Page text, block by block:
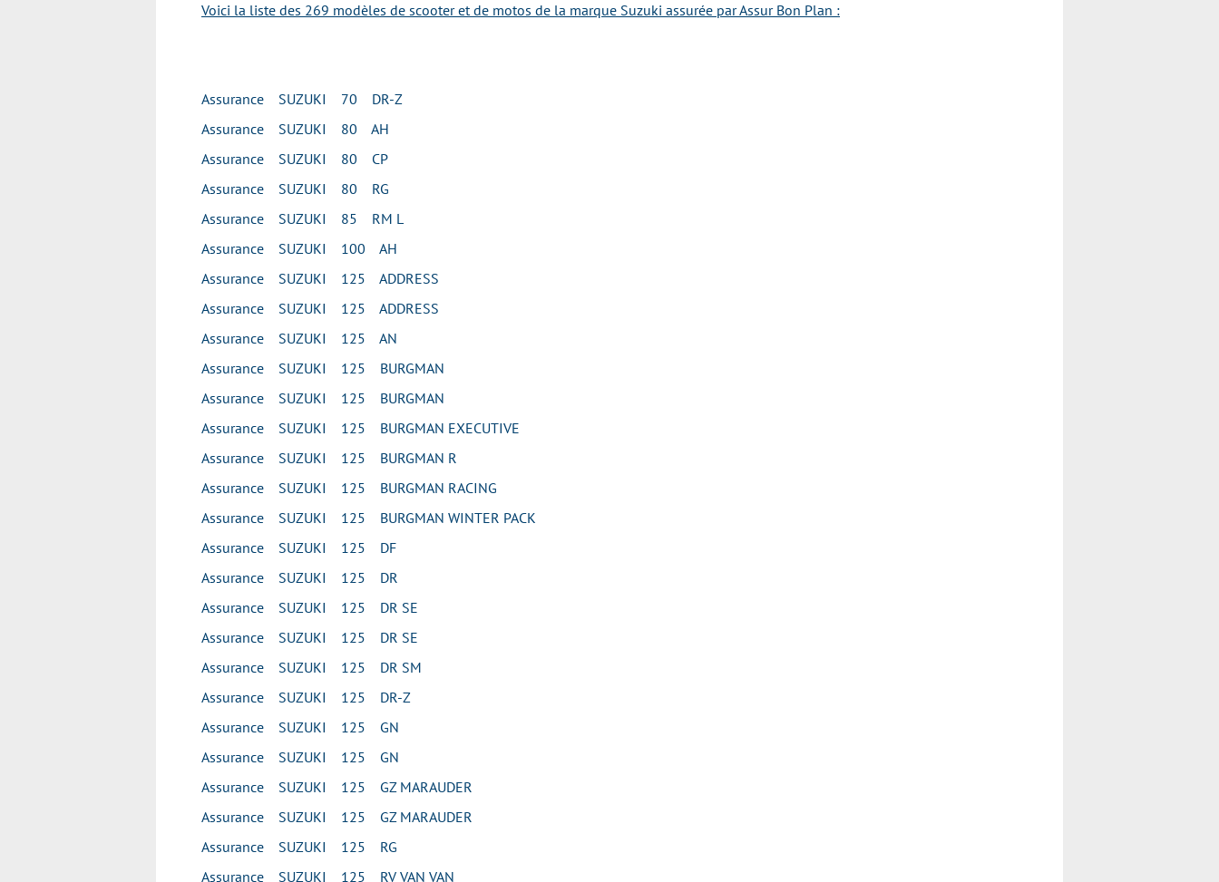
Voici la liste des 269 modèles de scooter et de motos de la marque Suzuki assurée par Assur Bon Plan :
Assurance SUZUKI 70 DR-Z
Assurance SUZUKI 80 AH
Assurance SUZUKI 80 CP
Assurance SUZUKI 80 RG
Assurance SUZUKI 85 RM L
Assurance SUZUKI 100 AH
Assurance SUZUKI 125 ADDRESS
Assurance SUZUKI 125 ADDRESS
Assurance SUZUKI 125 AN
Assurance SUZUKI 125 BURGMAN
Assurance SUZUKI 125 BURGMAN
Assurance SUZUKI 125 BURGMAN EXECUTIVE
Assurance SUZUKI 125 BURGMAN R
Assurance SUZUKI 125 BURGMAN RACING
Assurance SUZUKI 125 BURGMAN WINTER PACK
Assurance SUZUKI 125 DF
Assurance SUZUKI 125 DR
Assurance SUZUKI 125 DR SE
Assurance SUZUKI 125 DR SE
Assurance SUZUKI 125 DR SM
Assurance SUZUKI 125 DR-Z
Assurance SUZUKI 125 GN
Assurance SUZUKI 125 GN
Assurance SUZUKI 125 GZ MARAUDER
Assurance SUZUKI 125 GZ MARAUDER
Assurance SUZUKI 125 RG
Assurance SUZUKI 125 RV VAN VAN